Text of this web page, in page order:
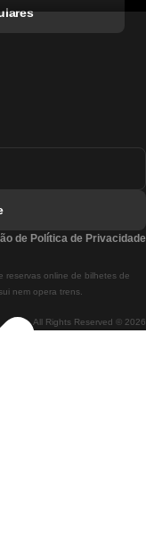
All Rights Reserved © 2026
reservas online de bilhetes de
nem opera trens.
de Política de Privacidade